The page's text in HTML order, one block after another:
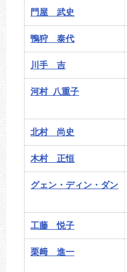
門屋 武史
鴨狩 泰代
川手 吉
河村 八重子
北村 尚史
木村 正恒
グェン・ディン・ダン
工藤 悦子
栗﨑 進一